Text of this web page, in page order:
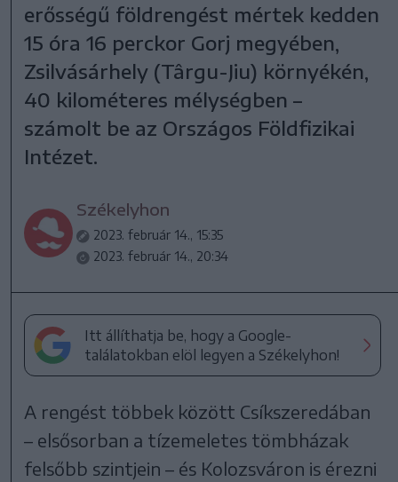
erősségű földrengést mértek kedden
15 óra 16 perckor Gorj megyében,
Zsilvásárhely (Târgu-Jiu) környékén,
40 kilométeres mélységben –
számolt be az Országos Földfizikai
Intézet.
Székelyhon
2023. február 14., 15:35
2023. február 14., 20:34
Itt állíthatja be, hogy a Google-
találatokban elöl legyen a Székelyhon!
A rengést többek között Csíkszeredában
– elsősorban a tízemeletes tömbházak
felsőbb szintjein – és Kolozsváron is érezni